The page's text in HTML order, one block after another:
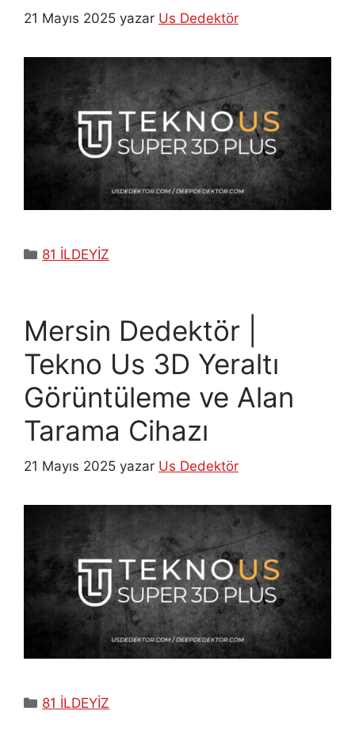
21 Mayıs 2025 yazar Us Dedektör
Kategoriler
81 İLDEYİZ
Mersin Dedektör |
Tekno Us 3D Yeraltı
Görüntüleme ve Alan
Tarama Cihazı
21 Mayıs 2025 yazar Us Dedektör
Kategoriler
81 İLDEYİZ